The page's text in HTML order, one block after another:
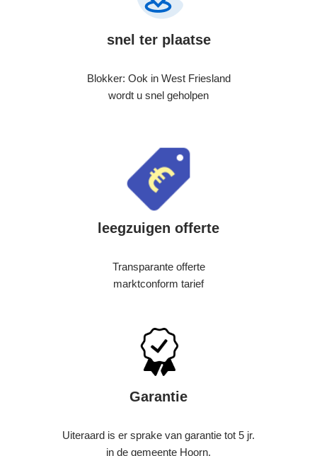
snel ter plaatse
Blokker: Ook in West Friesland
wordt u snel geholpen
leegzuigen offerte
Transparante offerte
marktconform tarief
Garantie
Uiteraard is er sprake van garantie tot 5 jr.
in de gemeente Hoorn.